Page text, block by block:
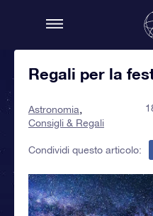
Regali per la
Astronomia
Consigli & Regali
Condividi questo articolo: